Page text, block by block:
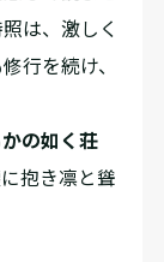
は、激しく
行を続け、
の如く荘
抱き凛と聳